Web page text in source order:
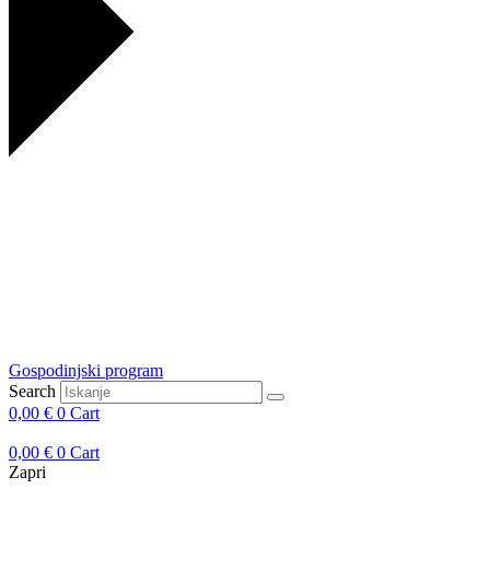
Gospodinjski program
Search
0,00 € 0 Cart
0,00 € 0 Cart
Zapri